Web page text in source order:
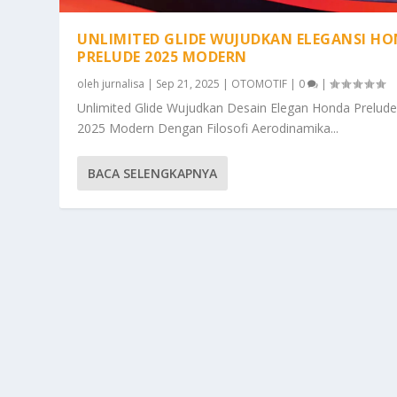
UNLIMITED GLIDE WUJUDKAN ELEGANSI
PRELUDE 2025 MODERN
oleh jurnalisa | Sep 21, 2025 | OTOMOTIF | 0 |
Unlimited Glide Wujudkan Desain Elegan Honda Prelude
2025 Modern Dengan Filosofi Aerodinamika...
BACA SELENGKAPNYA